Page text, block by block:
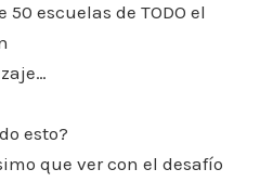
escuelas de TODO el
esto?
que ver con el desafío